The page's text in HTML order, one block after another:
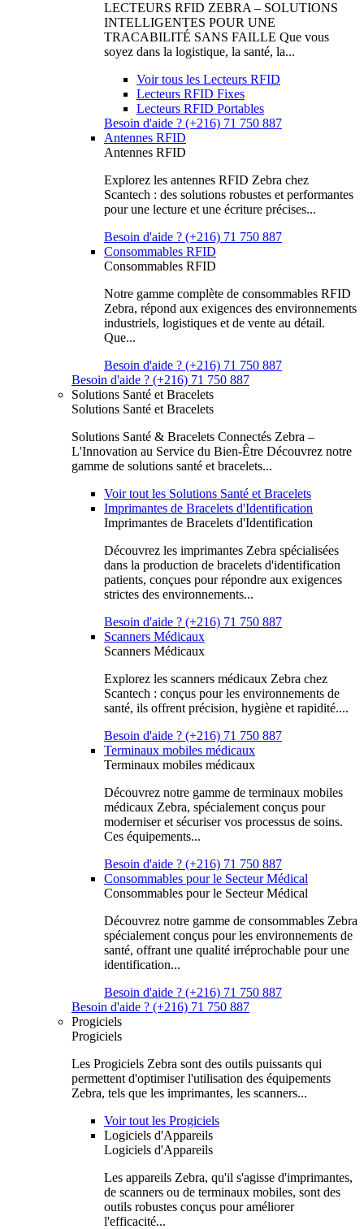
LECTEURS RFID ZEBRA – SOLUTIONS
INTELLIGENTES POUR UNE
TRACABILITÉ SANS FAILLE Que vous
soyez dans la logistique, la santé, la...
Voir tous les Lecteurs RFID
Lecteurs RFID Fixes
Lecteurs RFID Portables
Besoin d'aide ? (+216) 71 750 887
Antennes RFID
Antennes RFID
Explorez les antennes RFID Zebra chez
Scantech : des solutions robustes et performantes
pour une lecture et une écriture précises...
Besoin d'aide ? (+216) 71 750 887
Consommables RFID
Consommables RFID
Notre gamme complète de consommables RFID
Zebra, répond aux exigences des environnements
industriels, logistiques et de vente au détail.
Que...
Besoin d'aide ? (+216) 71 750 887
Besoin d'aide ? (+216) 71 750 887
Solutions Santé et Bracelets
Solutions Santé et Bracelets
Solutions Santé & Bracelets Connectés Zebra –
L'Innovation au Service du Bien-Être Découvrez notre
gamme de solutions santé et bracelets...
Voir tout les Solutions Santé et Bracelets
Imprimantes de Bracelets d'Identification
Imprimantes de Bracelets d'Identification
Découvrez les imprimantes Zebra spécialisées
dans la production de bracelets d'identification
patients, conçues pour répondre aux exigences
strictes des environnements...
Besoin d'aide ? (+216) 71 750 887
Scanners Médicaux
Scanners Médicaux
Explorez les scanners médicaux Zebra chez
Scantech : conçus pour les environnements de
santé, ils offrent précision, hygiène et rapidité....
Besoin d'aide ? (+216) 71 750 887
Terminaux mobiles médicaux
Terminaux mobiles médicaux
Découvrez notre gamme de terminaux mobiles
médicaux Zebra, spécialement conçus pour
moderniser et sécuriser vos processus de soins.
Ces équipements...
Besoin d'aide ? (+216) 71 750 887
Consommables pour le Secteur Médical
Consommables pour le Secteur Médical
Découvrez notre gamme de consommables Zebra
spécialement conçus pour les environnements de
santé, offrant une qualité irréprochable pour une
identification...
Besoin d'aide ? (+216) 71 750 887
Besoin d'aide ? (+216) 71 750 887
Progiciels
Progiciels
Les Progiciels Zebra sont des outils puissants qui
permettent d'optimiser l'utilisation des équipements
Zebra, tels que les imprimantes, les scanners...
Voir tout les Progiciels
Logiciels d'Appareils
Logiciels d'Appareils
Les appareils Zebra, qu'il s'agisse d'imprimantes,
de scanners ou de terminaux mobiles, sont des
outils robustes conçus pour améliorer
l'efficacité...